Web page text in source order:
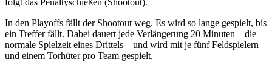
In den Playoffs fällt der Shootout weg. Es wird so lange gespielt, bis
ein Treffer fällt. Dabei dauert jede Verlängerung 20 Minuten – die
normale Spielzeit eines Drittels – und wird mit je fünf Feldspielern
und einem Torhüter pro Team gespielt.